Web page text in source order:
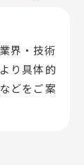
界・技術
より具体的
どをご案